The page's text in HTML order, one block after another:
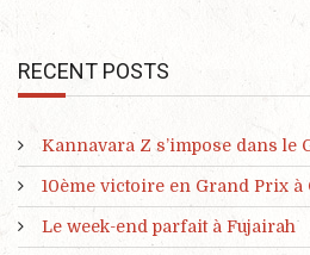
RECENT POSTS
Kannavara Z s’impose dans le
10ème victoire en Grand Prix à
Le week-end parfait à Fujairah